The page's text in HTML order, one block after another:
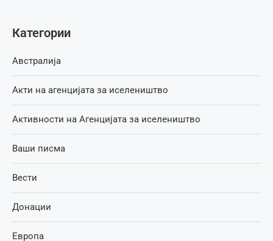
Категории
Австралија
Акти на агенцијата за иселеништво
Активности на Агенцијата за иселеништво
Ваши писма
Вести
Донации
Европа